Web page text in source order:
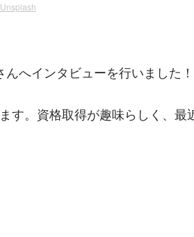
Unsplash
へインタビューを行いました！
す。資格取得が趣味らしく、最